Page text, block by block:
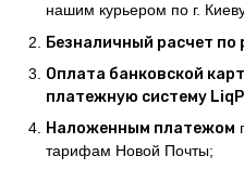
нашим курьером по г.
Безналичный расчет по
Оплата банковской
платежную систему
Наложенным платежом
тарифам Новой Почты;